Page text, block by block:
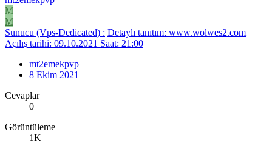
M
M
Sunucu (Vps-Dedicated) : Detaylı tanıtım: www.wolwes2.com
Açılış tarihi: 09.10.2021 Saat: 21:00
mt2emekpvp
8 Ekim 2021
Cevaplar
0
Görüntüleme
1K